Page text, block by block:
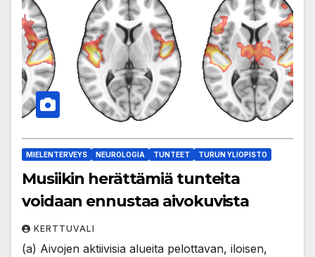
MIELENTERVEYS NEUROLOGIA TUNTEET TURUN YLIOPISTO
Musiikin herättämiä tunteita
voidaan ennustaa aivokuvista
KERTTUVALI
(a) Aivojen aktiivisia alueita pelottavan, iloisen,